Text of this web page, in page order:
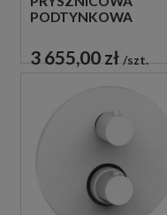
PODTYNKOWA
DROŻNA
JEDNOUCHWYTOWA
3 655,00 zł szt.